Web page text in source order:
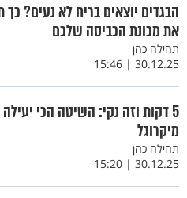
הבגדים יוצאים בריח לא נעים? כך
את מכונת הכביסה שלכם
תהילה כהן
30.12.25 | 15:46
5 דקות וזה נקי: השיטה הכי יעילה
מיקרוגל
תהילה כהן
30.12.25 | 15:20